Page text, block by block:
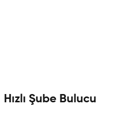
Hızlı Şube Bulucu